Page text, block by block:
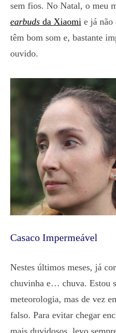
sem fios. No Natal, o meu
earbuds da Xiaomi e já não
têm bom som e, bastante
ouvido.
Casaco Impermeável
Nestes últimos meses, já
chuvinha e… chuva. Estou
meteorologia, mas de vez
falso. Para evitar chegar
mais duvidosos, levo